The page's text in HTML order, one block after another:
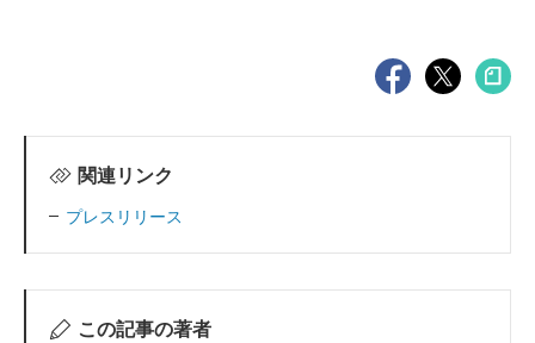
関連リンク
プレスリリース
この記事の著者